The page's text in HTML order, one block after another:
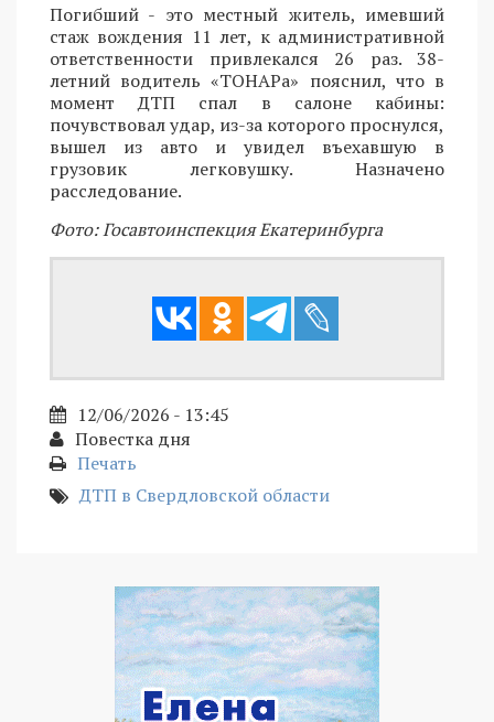
Погибший - это местный житель, имевший
стаж вождения 11 лет, к административной
ответственности привлекался 26 раз. 38-
летний водитель «ТОНАРа» пояснил, что в
момент ДТП спал в салоне кабины:
почувствовал удар, из-за которого проснулся,
вышел из авто и увидел въехавшую в
грузовик легковушку. Назначено
расследование.
Фото: Госавтоинспекция Екатеринбурга
12/06/2026 - 13:45
Повестка дня
Печать
ДТП в Свердловской области